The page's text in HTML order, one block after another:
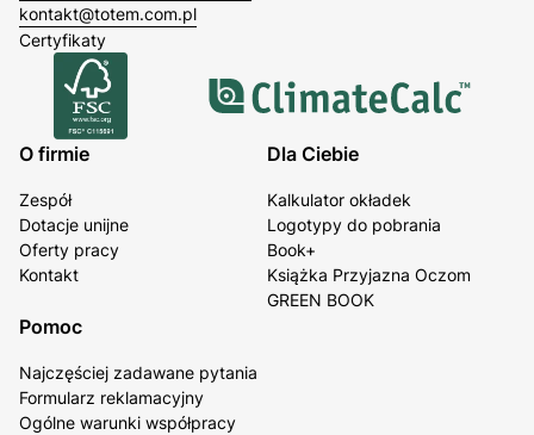
kontakt@totem.com.pl
Certyfikaty
O firmie
Zespół
Dotacje unijne
Oferty pracy
Kontakt
Dla Ciebie
Kalkulator okładek
Logotypy do pobrania
Book+
Książka Przyjazna Oczom
GREEN BOOK
Pomoc
Najczęściej zadawane pytania
Formularz reklamacyjny
Ogólne warunki współpracy